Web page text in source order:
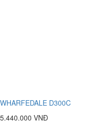
WHARFEDALE D300C
5.440.000 VNĐ